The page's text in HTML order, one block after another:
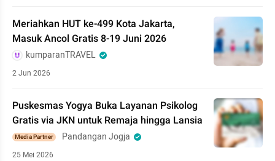
Meriahkan HUT ke-499 Kota Jakarta,
Masuk Ancol Gratis 8-19 Juni 2026
kumparanTRAVEL
2 Jun 2026
Puskesmas Yogya Buka Layanan Psikolog
Gratis via JKN untuk Remaja hingga Lansia
Media Partner Pandangan Jogja
25 Mei 2026